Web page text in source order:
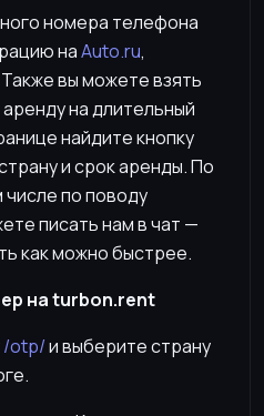
номера телефона
наAuto.ru,
вы можете взять
на длительный
найдите кнопку
и срок аренды. По
по поводу
писать нам в чат —
как можно быстрее.
на turbon.rent
/otp/и выберите страну